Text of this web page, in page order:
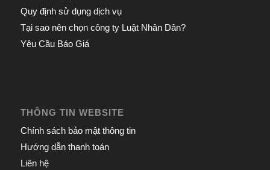
Quy định sử dụng dịch vụ
Tại sao nên chọn công ty Luật Nhân Dân?
Yêu Cầu Báo Giá
THÔNG TIN WEBSITE
Chính sách bảo mật thông tin
Hướng dẫn thanh toán
Liên hệ